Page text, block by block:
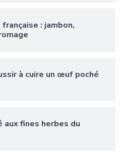
: jambon,
à cuire un œuf poché
fines herbes du